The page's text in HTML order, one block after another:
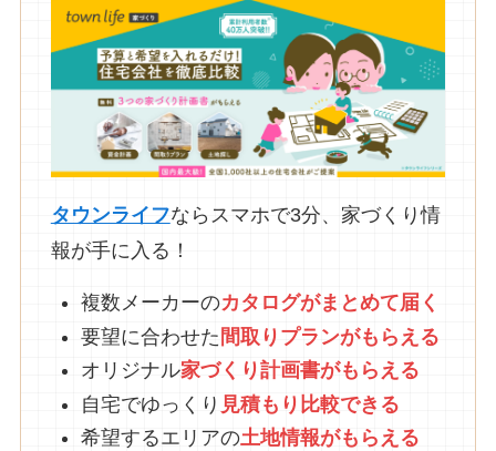
タウンライフならスマホで3分、家づくり情
報が手に入る！
複数メーカーのカタログがまとめて届 く
要望に合わせた 間取りプランがもらえる
オリジナル家づくり計画書がもらえる
自宅でゆっくり 見積もり比較できる
希望するエリアの土地情報がもらえる